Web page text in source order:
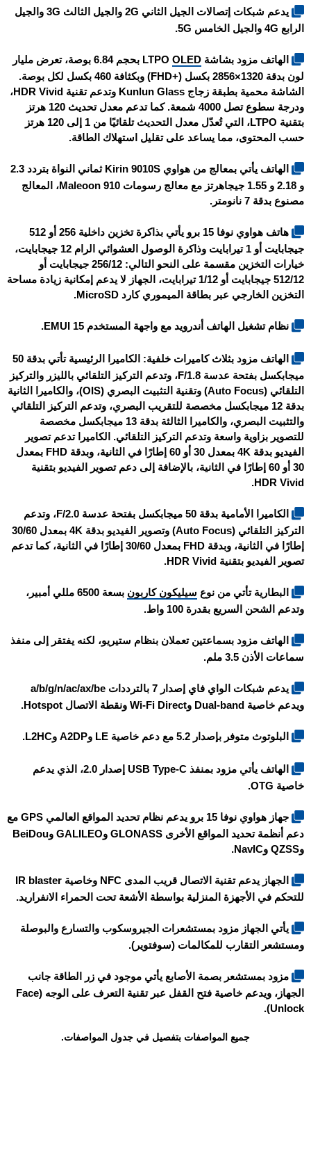
يدعم شبكات إتصالات الجيل الثاني 2G والجيل الثالث 3G والجيل
الرابع 4G والجيل الخامس 5G.
الهاتف مزود بشاشة LTPO OLED
بحجم 6.84 بوصة، تعرض مليار
لون بدقة 1320×2856 بكسل (+FHD) وبكثافة 460 بكسل لكل بوصة.
الشاشة محمية بطبقة زجاج Kunlun Glass وتدعم تقنية HDR Vivid،
ودرجة سطوع تصل 4000 شمعة. كما تدعم معدل تحديث 120 هرتز
بتقنية LTPO، التي تُعدّل معدل التحديث تلقائيًا من 1 إلى 120 هرتز
حسب المحتوى، مما يساعد على تقليل استهلاك الطاقة.
الهاتف يأتي بمعالج من هواوي Kirin 9010S ثماني النواة بتردد 2.3
و 2.18 و 1.55 جيجاهرتز مع معالج رسومات Maleoon 910، المعالج
مصنوع بدقة 7 نانومتر.
هاتف هواوي نوفا 15 برو
يأتي بذاكرة تخزين داخلية 256 أو 512
جيجابايت أو 1 تيرابايت وذاكرة الوصول العشوائي الرام 12 جيجابايت،
خيارات التخزين مقسمة على النحو التالي: 256/12 جيجابايت أو
512/12 جيجابايت أو 1/12 تيرابايت، الجهاز لا يدعم إمكانية زيادة مساحة
التخزين الخارجي عبر بطاقة الميموري كارد MicroSD.
نظام تشغيل الهاتف أندرويد مع واجهة المستخدم EMUI 15.
الهاتف مزود بثلاث كاميرات خلفية: الكاميرا الرئيسية تأتي بدقة 50
ميجابكسل بفتحة عدسة F/1.8، وتدعم التركيز التلقائي بالليزر والتركيز
التلقائي (Auto Focus) وتقنية التثبيت البصري (OIS)، والكاميرا الثانية
بدقة 12 ميجابكسل مخصصة للتقريب البصري، وتدعم التركيز التلقائي
والتثبيت البصري، والكاميرا الثالثة بدقة 13 ميجابكسل مخصصة
للتصوير بزاوية واسعة وتدعم التركيز التلقائي. الكاميرا تدعم تصوير
الفيديو بدقة 4K بمعدل 30 أو 60 إطارًا في الثانية، وبدقة FHD بمعدل
30 أو 60 إطارًا في الثانية، بالإضافة إلى دعم تصوير الفيديو بتقنية
HDR Vivid.
الكاميرا الأمامية بدقة 50 ميجابكسل بفتحة عدسة F/2.0، وتدعم
التركيز التلقائي (Auto Focus) وتصوير الفيديو بدقة 4K بمعدل 30/60
إطارًا في الثانية، وبدقة FHD بمعدل 30/60 إطارًا في الثانية، كما تدعم
تصوير الفيديو بتقنية HDR Vivid.
البطارية تأتي من نوع سيليكون كاربون
بسعة 6500 مللي أمبير،
وتدعم الشحن السريع بقدرة 100 واط.
الهاتف مزود بسماعتين تعملان بنظام ستيريو، لكنه يفتقر إلى منفذ
سماعات الأذن 3.5 ملم.
يدعم شبكات الواي فاي إصدار 7 بالترددات a/b/g/n/ac/ax/be
ويدعم خاصية Dual-band وWi-Fi Direct ونقطة الاتصال Hotspot.
البلوتوث متوفر بإصدار 5.2 مع دعم خاصية LE وA2DP وL2HC.
الهاتف يأتي مزود بمنفذ USB Type-C إصدار 2.0، الذي يدعم
خاصية OTG.
جهاز هواوي نوفا 15 برو
يدعم نظام تحديد المواقع العالمي GPS مع
دعم أنظمة تحديد المواقع الأخرى GLONASS وGALILEO وBeiDou
وQZSS وNavIC.
الجهاز يدعم تقنية الاتصال قريب المدى NFC وخاصية IR blaster
للتحكم في الأجهزة المنزلية بواسطة الأشعة تحت الحمراء الانفراريد.
يأتي الجهاز مزود بمستشعرات الجيروسكوب والتسارع والبوصلة
ومستشعر التقارب للمكالمات (سوفتوير).
مزود بمستشعر بصمة الأصابع يأتي موجود في زر الطاقة جانب
الجهاز، ويدعم خاصية فتح القفل عبر تقنية التعرف على الوجه (Face
Unlock).
جميع المواصفات بتفصيل في جدول المواصفات.